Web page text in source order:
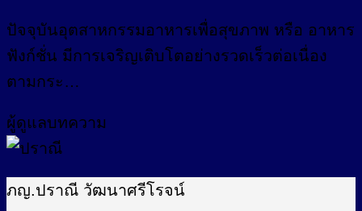
ปัจจุบันอุตสาหกรรมอาหารเพื่อสุขภาพ หรือ อาหาร
ฟังก์ชั่น มีการเจริญเติบโตอย่างรวดเร็วต่อเนื่อง
ตามกระ…
ผู้ดูแลบทความ
ภญ.ปราณี วัฒนาศรีโรจน์